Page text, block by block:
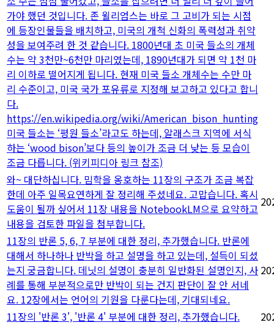
가야 했던 것입니다. 존 윌리엄스는 바로 그 고비가 되는 시점
에 등장인물들을 배치하고, 미국의 개척 신화의 폭력성과 취약
성을 보여주려 한 것 같습니다. 1800년대 초 미국 들소의 개체
수는 약 3천만~6천만 마리였는데, 1890년대가 되면 약 1천 마
리 이하로 떨어지게 됩니다. 현재 미국 들소 개체수는 수만 마
리 수준이고, 미국 국가 포유류로 지정해 보고하고 있다고 합니
다.
https://en.wikipedia.org/wiki/American_bison_hunting
미국 들소는 ‘평원 들소’라고도 하는데, 알래스크 지역에 서식
하는 ‘wood bison’보다 등의 높이가 조금 더 낮는 등 모습이
조금 다릅니다. (위키피디아 링크 참조)
와~ 대단하십니다. 밈학을 옹호하는 11장의 구조가 조금 복잡
한데 아주 일목요연하게 잘 정리해 주셨네요. 고맙습니다. 혹시
도움이 될까 싶어서 11장 내용을 NotebookLM으로 요약하고
내용을 검토한 파일을 첨부합니다.
11장의 반론 5, 6, 7 부분에 대한 정리, 추가했습니다. 반론에
대해서 하나하나 반박을 하고 설명을 하고 있는데, 설득이 되셨
는지 궁금합니다. 데닛의 설명이 충분히 일반화된 설명인지, 사
례를 통해 부분적으로만 반박이 되는 건지 판단이 잘 안 서네
요. 12장에서는 언어의 기원을 다룬다는데, 기대되네요.
11장의 '반론 3', '반론 4' 부분에 대한 정리, 추가했습니다.